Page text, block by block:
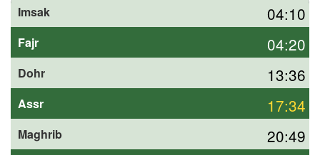
Imsak 04:10
Fajr 04:20
Dohr 13:36
Assr 17:34
Maghrib 20:49